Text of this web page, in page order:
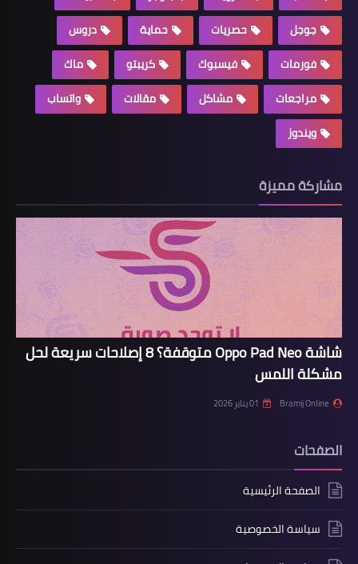
جوجل
حصريات حماية
دروس
فورمات
فيسبوك كريبتو
ماك
مراجعات
مشاكل مقالات
واتساب
ويندوز
مشاركة مميزة
شاشة Oppo Pad Neo متوقفة؟ 8 إصلاحات سريعة لحل
مشكلة اللمس
Bramij Online 01 يناير 2026
الصفحات
الصفحة الرئيسية
سياسة الخصوصية